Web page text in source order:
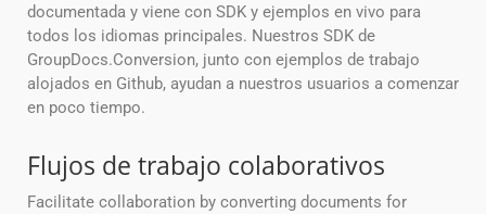
documentada y viene con SDK y ejemplos en vivo para
todos los idiomas principales. Nuestros SDK de
GroupDocs.Conversion, junto con ejemplos de trabajo
alojados en Github, ayudan a nuestros usuarios a comenzar
en poco tiempo.
Flujos de trabajo colaborativos
Facilitate collaboration by converting documents for